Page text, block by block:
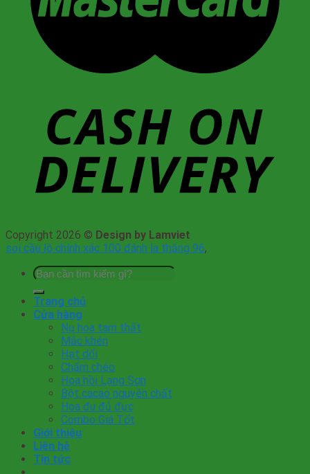
Copyright 2026 © Design by Lamviet
soi cầu lô chính xác 100 đánh la thắng 96,
Tìm
kiếm:
Trang chủ
Cửa hàng
Nụ hoa tam thất
Mắc khén
Hạt dổi
Chẩm chéo
Hoa hồi Lạng Sơn
Bột cacao nguyên chất
Hoa đu đủ đực
Combo Giá Tốt
Giới thiệu
Liên hệ
Tin tức